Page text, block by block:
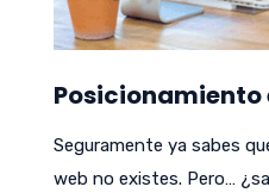
Posicionamiento
Seguramente ya sabes
web no existes. Pero…